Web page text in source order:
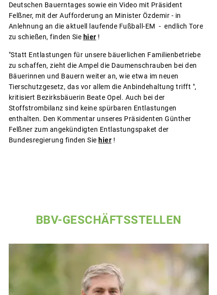
Deutschen Bauerntages sowie ein Video mit Präsident
Felßner, mit der Aufforderung an Minister Özdemir - in
Anlehnung an die aktuell laufende Fußball-EM - endlich Tore
zu schießen, finden Sie hier !
"Statt Entlastungen für unsere bäuerlichen Familienbetriebe
zu schaffen, zieht die Ampel die Daumenschrauben bei den
Bäuerinnen und Bauern weiter an, wie etwa im neuen
Tierschutzgesetz, das vor allem die Anbindehaltung trifft ",
kritisiert Bezirksbäuerin Beate Opel. Auch bei der
Stoffstrombilanz sind keine spürbaren Entlastungen
enthalten. Den Kommentar unseres Präsidenten Günther
Felßner zum angekündigten Entlastungspaket der
Bundesregierung finden Sie hier !
BBV-GESCHÄFTSSTELLEN